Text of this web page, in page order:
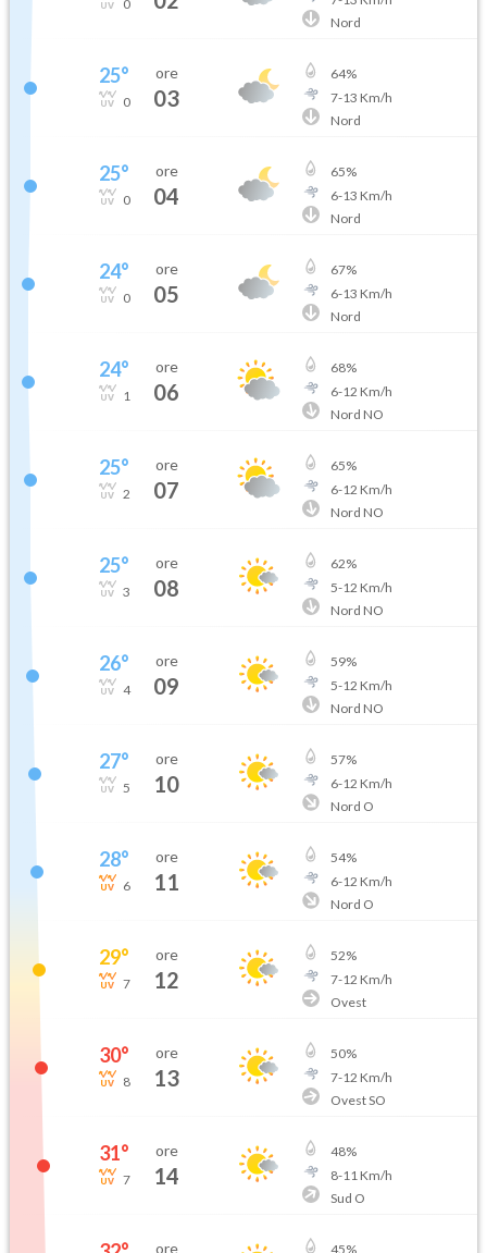
0
Nord
25°
0
ore
03
64%
7-13 Km/h
Nord
25°
0
ore
04
65%
6-13 Km/h
Nord
24°
0
ore
05
67%
6-13 Km/h
Nord
24°
1
ore
06
68%
6-12 Km/h
Nord NO
25°
2
ore
07
65%
6-12 Km/h
Nord NO
25°
3
ore
08
62%
5-12 Km/h
Nord NO
26°
4
ore
09
59%
5-12 Km/h
Nord NO
27°
5
ore
10
57%
6-12 Km/h
Nord O
28°
6
ore
11
54%
6-12 Km/h
Nord O
29°
7
ore
12
52%
7-12 Km/h
Ovest
30°
8
ore
13
50%
7-12 Km/h
Ovest SO
31°
7
ore
14
48%
8-11 Km/h
Sud O
ore 45%